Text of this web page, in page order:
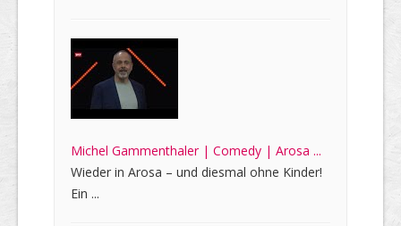
Michel Gammenthaler | Comedy | Arosa ...
Wieder in Arosa – und diesmal ohne Kinder!
Ein ...